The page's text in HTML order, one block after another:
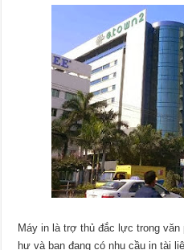
Máy in là trợ thủ đắc lực trong văn
hư và bạn đang có nhu cầu in tài